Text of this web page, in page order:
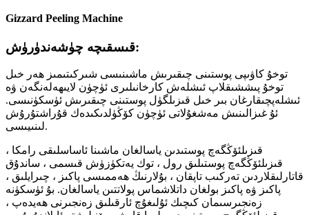
Gizzard Peeling Machine
قىسقىچە چۈشەندۈرۈش:
توخۇ كاۋىپى پوستىنى چىقىرىش ماشىنىسى شىركىتىمىز ھەر خىل
توخۇ پىششىقلاپ ئىشلەش كارخانىلىرى ئۈچۈن لايىھەلەنگەن ۋە
ئىشلەپچىقارغان بىر خىل قىزىلگۈل پوستىنى چىقىرىش ئۈسكۈنىسى.
ئۇ غىزالىنىش مەشغۇلاتى ئۈچۈن كۆڭۈلدىكىدەك قۇراشتۇرۇش
لىنىيىسى.
قىزىلئۆڭگەچ پوستىدىن ياسالغان ماشىنا ئاساسلىقى رامكا ،
قىزىلئۆڭگەچ پوستىلىق رول ، توك يەتكۈزۈش قىسمى ، ساندۇق
قاتارلىقلاردىن تەركىب تاپقان ، بۇلارنىڭ ھەممىسى پاكىز ، چىرايلىق ،
پاكىز ۋە پاكىز بولغان داتلاشماس پولاتتىن ياسالغان. بۇ ئۈسكۈنە
زەنجىرسىمان كىچىك ئۇلىغۇچ ئارقىلىق زەنجىرنى ھەيدەپ ،